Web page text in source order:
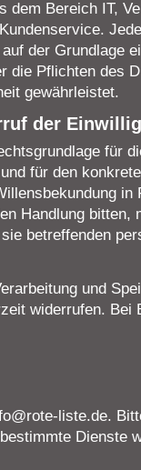
dem Bereich IT,
der Grundlage
die Pflichten des
gewährleistet.
der
für
für den
Handlung bitten,
betreffenden
und
widerrufen. Bei
liste.de.
Dienste